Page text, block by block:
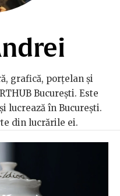
grafică, porțelan și
București. Este
lucrează în București.
din lucrările ei.